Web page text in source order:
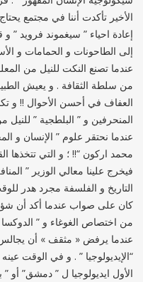
الأخير تأكدت أننا في مجتمع
إعادة احياء ” سيغموند فرويد ”
إلى الطاحونات و الحمامات و
عندما تصنع النكت للنيل من
من سلطة الثقافة . و يعيش
العفاف في أحسن الأحوال !! و
المنحرفين و ” البلطجية ”
عندما نحتقر علوم ” الإنسان و
محمد اركون “!! ؛ و التي تتخذها
فيخرج علينا معالي الوزير ”
التاريخ و الفلسفة مجرد هدر
كان على صواب عندما أكد أن
من اختصاص الغوغاء و ” الدوكسا
عندما يرفض « مثقف » أن
“الإيديولوجيا ” . و في الوقت
الأول ايديولوجيا ل ” دمشق” أو